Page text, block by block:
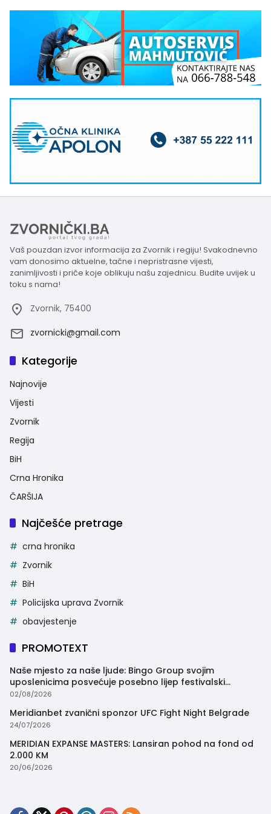
Vaš pouzdan izvor informacija za Zvornik i regiju! Svakodnevno
vam donosimo aktuelne, tačne i nepristrasne vijesti,
zanimljivosti i priče koje oblikuju našu zajednicu. Budite uvijek u
toku s nama!
Zvornik, 75400
zvornicki@gmail.com
Kategorije
Najnovije
Vijesti
Zvornik
Regija
BiH
Crna Hronika
ČARŠIJA
Najčešće pretrage
crna hronika
Zvornik
BiH
Policijska uprava Zvornik
obavjestenje
PROMOTEXT
Naše mjesto za naše ljude: Bingo Group svojim
uposlenicima posvećuje posebno lijep festivalski
trenutak
02/08/2026
Meridianbet zvanični sponzor UFC Fight Night Belgrade
24/07/2026
MERIDIAN EXPANSE MASTERS: Lansiran pohod na fond od
2.000 KM
20/06/2026